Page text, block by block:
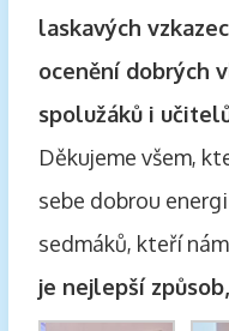
laskavých
ocenění dobrých
spolužáků i
Děkujeme všem,
sebe dobrou
sedmáků, kteří
je nejlepší